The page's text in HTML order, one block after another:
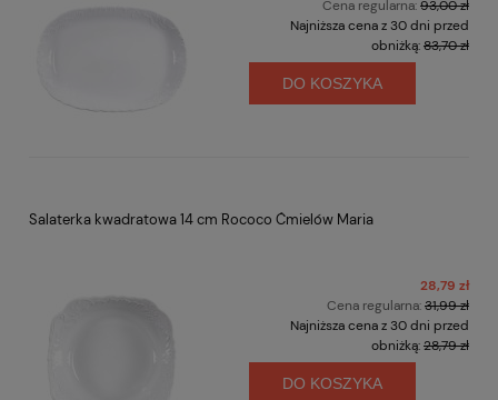
Cena regularna:93,00 zł
Najniższa cena z 30 dni przed
obniżką:83,70 zł
DO KOSZYKA
Salaterka kwadratowa 14 cm Rococo Ćmielów Maria
28,79 zł
Cena regularna:31,99 zł
Najniższa cena z 30 dni przed
obniżką:28,79 zł
DO KOSZYKA